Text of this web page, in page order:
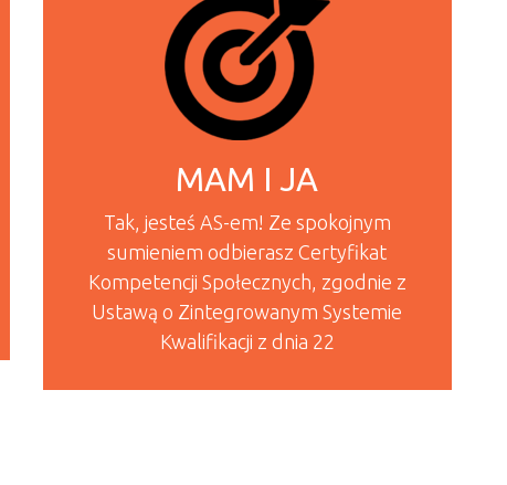
MAM I JA
Tak, jesteś AS-em! Ze spokojnym
sumieniem odbierasz Certyfikat
Kompetencji Społecznych, zgodnie z
Ustawą o Zintegrowanym Systemie
Kwalifikacji z dnia 22